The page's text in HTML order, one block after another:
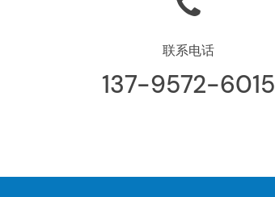
联系电话
137-9572-6015